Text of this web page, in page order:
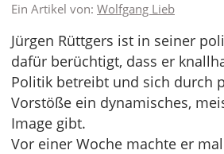
Ein Artikel von: Wolfgang Lieb
Jürgen Rüttgers ist in seiner
dafür berüchtigt, dass er
Politik betreibt und sich durch
Vorstöße ein dynamisches,
Image gibt.
Vor einer Woche machte er